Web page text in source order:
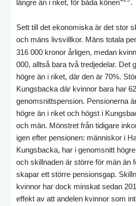
längre än i riket, för båda könen .
Sett till det ekonomiska är det stor
och mäns livsvillkor. Mäns totala
316 000 kronor årligen, medan
000, alltså bara två tredjedelar. Det
högre än i riket, där den är 70%.
Kungsbacka där kvinnor bara har
genomsnittspension. Pensionerna
högre än i riket och högst i
och män. Mönstret från tidigare
igen efter pensionen: människor i
Kungsbacka, har i genomsnitt
och skillnaden är större för män än
skapar ett större pensionsgap.
kvinnor har dock minskat sedan
effekt av att andelen kvinnor som